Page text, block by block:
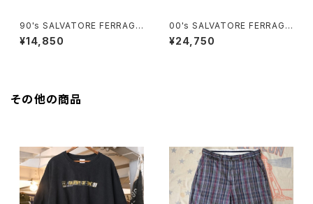
90's SALVATORE FERRAGA
MO black enamel buckle P
umps
¥14,850
00's SALVATORE FERRAGA
MO "Audrey" orange enam
el flat Shoes
¥24,750
その他の商品